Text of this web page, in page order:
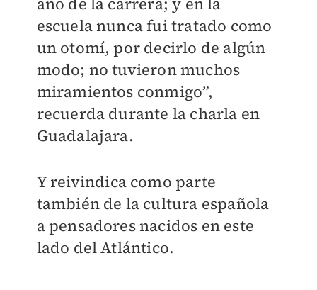
escuela nunca fui tratado como
un otomí, por decirlo de algún
modo; no tuvieron muchos
miramientos conmigo”,
recuerda durante la charla en
Guadalajara.
Y reivindica como parte
también de la cultura española
a pensadores nacidos en este
lado del Atlántico.